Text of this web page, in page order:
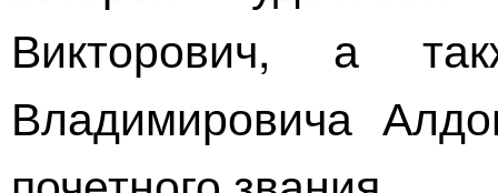
Викторович, а
Владимировича